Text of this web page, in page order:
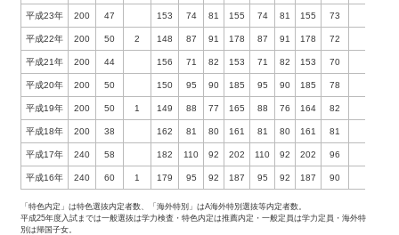
平成23年 200 47 153 74 81 155 74 81 155 73
平成22年 200 50 2 148 87 91 178 87 91 178 72
平成21年 200 44 156 71 82 153 71 82 153 70
平成20年 200 50 150 95 90 185 95 90 185 78
平成19年 200 50 1 149 88 77 165 88 76 164 82
平成18年 200 38 162 81 80 161 81 80 161 81
平成17年 240 58 182 110 92 202 110 92 202 96
平成16年 240 60 1 179 95 92 187 95 92 187 90
「特色内定」は特色選抜内定者数、「海外特別」はA海外特別選抜等内定者数。
平成25年度入試までは一般選抜は学力検査・特色内定は推薦内定・一般定員は学力定員・海外特
別は帰国子女。